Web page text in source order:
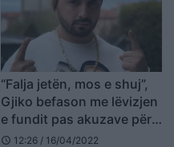
“Falja jetën, mos e shuj”,
Gjiko befason me lëvizjen
e fundit pas akuzave për
abuzim me të miturën
schedule 12:26 / 16/04/2022